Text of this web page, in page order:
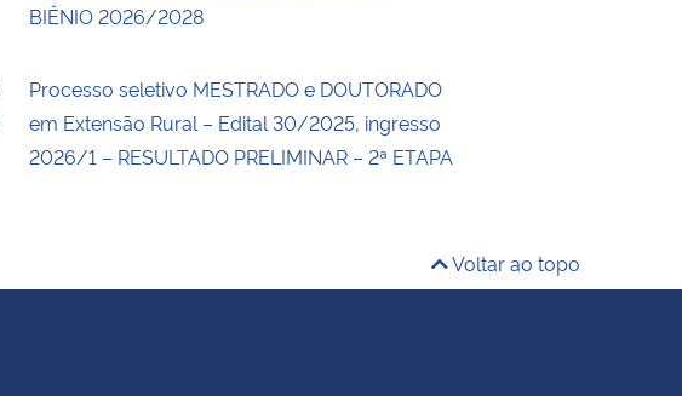
BIÊNIO 2026/2028
Processo seletivo MESTRADO e DOUTORADO
em Extensão Rural – Edital 30/2025, ingresso
2026/1 – RESULTADO PRELIMINAR – 2ª ETAPA
Voltar ao topo